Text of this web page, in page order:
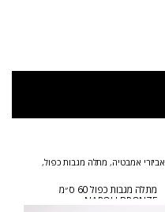
אביזרי אמבטיה, מתלה מגבות כפול,
מתלה מגבות כפול 60 ס״מ
NAPOLI BRONZE